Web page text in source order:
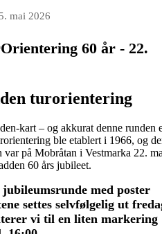
mai 2026
60 år - 22.
turorientering
kart – og akkurat denne runden
ble etablert i 1966, og
var på Mobråtan i Vestmarka 22.
60 års jubileet.
jubileumsrunde med poster
settes selvfølgelig ut
vi til en liten markering